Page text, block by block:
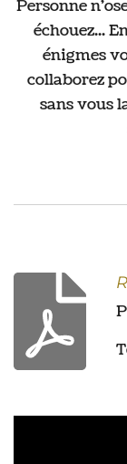
Personne
échouez...
énigmes
collaborez
sans vous